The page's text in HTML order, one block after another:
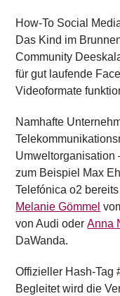
How-To Social
Das Kind im
Community
für gut laufende
Videoformate
Namhafte
Umweltorganisation
zum Beispiel Max
Telefónica o2
Melanie Gömmel
von Audi oderAnna
DaWanda.
Offizieller Hash-Tag
Begleitet wird die